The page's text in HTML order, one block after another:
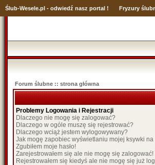
Ślub-Wesele.pl - odwiedź nasz portal ! Fryzury
Forum ślubne :: strona główna
Problemy Logowania i Rejestracji
Dlaczego nie mogę się zalogować?
Dlaczego w ogóle muszę się rejestrować?
Dlaczego wciąż jestem wylogowywany?
Jak mogę zapobiec wyświetlaniu mojej ksywki
Zgubiłem moje hasło!
Zarejestrowałem się ale nie mogę się zalogować!
Rejestrowałem się kiedyś ale nie mogę się już